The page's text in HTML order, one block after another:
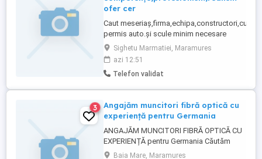
ofer cer
Caut meseriaș,firma,echipa,constructori,cu
permis auto.și scule minim necesare
agronom, horticultor
,tâmplar,electromecanic,as.medical,tehnician
vet.pt.a dezvolta iniția diverse proiecte în
domeniu de competență
Sighetu Marmatiei, Maramures
azi 12:51
Telefon validat
3
Angajăm muncitori fibră optică cu
experiență pentru Germania
ANGAJĂM MUNCITORI FIBRĂ OPTICĂ CU
EXPERIENȚĂ pentru Germania Căutăm
oameni serioși și cu experiență în fibră
Baia Mare, Maramures